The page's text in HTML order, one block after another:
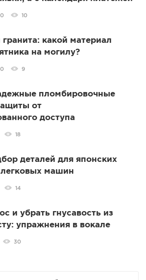
0 10
гранита: какой материал
на могилу?
0 9
пломбировочные
от
доступа
18
деталей для японских
машин
14
и убрать гнусавость из
упражнения в вокале
30